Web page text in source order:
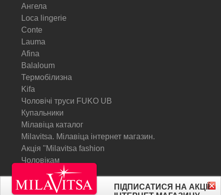
Ангела
Loca lingerie
Conte
Lauma
Afina
Balaloum
Термобілизна
Kifa
Чоловічі труси FUKO UB
Купальники
Мілавіца каталог
Milavitsa. Мілавіца інтернет магазин.
Акція "Milavitsa fashion
Чоловікам
ПІДПИСАТИСЯ НА АКЦІЇ
© Milavitsa.